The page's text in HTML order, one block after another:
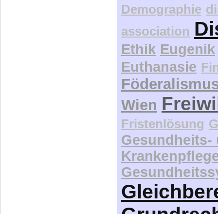
Demographie
association
Ethik Eugenik
Euthanasie
Wien
Fristenlösung
Gesundheits-